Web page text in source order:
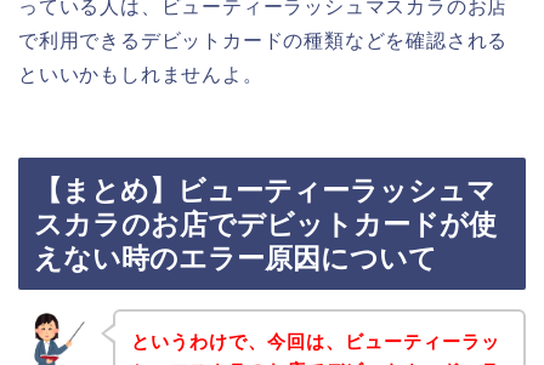
っている人は、ビューティーラッシュマスカラのお店
で利用できるデビットカードの種類などを確認される
といいかもしれませんよ。
【まとめ】ビューティーラッシュマ
スカラのお店でデビットカードが使
えない時のエラー原因について
というわけで、今回は、ビューティーラッ